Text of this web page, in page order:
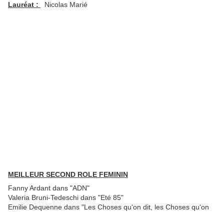
Lauréat :
Nicolas Marié
MEILLEUR SECOND ROLE FEMININ
Fanny Ardant dans "ADN"
Valeria Bruni-Tedeschi dans "Eté 85"
Emilie Dequenne dans "Les Choses qu'on dit, les Choses qu'on